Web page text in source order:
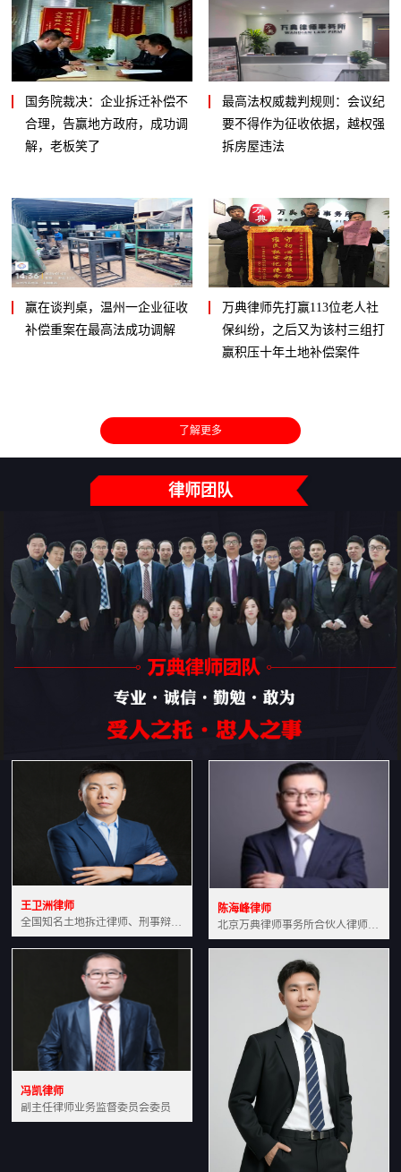
国务院裁决：企业拆迁补偿不
合理，告赢地方政府，成功调
解，老板笑了
最高法权威裁判规则：会议纪
要不得作为征收依据，越权强
拆房屋违法
赢在谈判桌，温州一企业征收
补偿重案在最高法成功调解
万典律师先打赢113位老人社
保纠纷，之后又为该村三组打
赢积压十年土地补偿案件
了解更多
律师团队
王卫洲律师
全国知名土地拆迁律师、刑事辩护律师北京万典律师事务所主任中国法学会会员北京市行政法研究会理事
陈海峰律师
北京万典律师事务所合伙人律师土地房产专业资深律师
冯凯律师
副主任律师业务监督委员会委员